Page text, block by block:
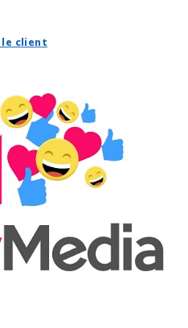
le client